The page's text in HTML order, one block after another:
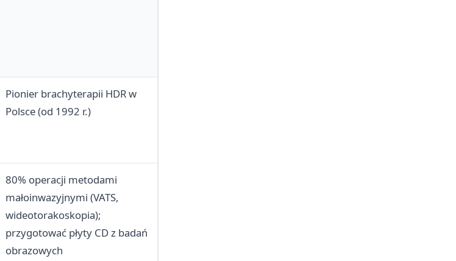
Pionier brachyterapii HDR w
Polsce (od 1992 r.)
80% operacji metodami
małoinwazyjnymi (VATS,
wideotorakoskopia);
przygotować płyty CD z badań
obrazowych